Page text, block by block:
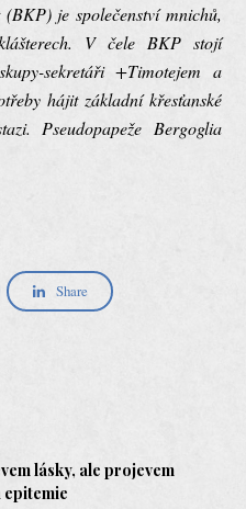
je společenství mnichů,
V čele BKP stojí
sekretáři +Timotejem a
hájit základní křesťanské
Pseudopapeže Bergoglia
Share
lásky, ale projevem
epitemie